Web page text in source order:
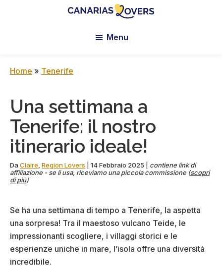
Lovers:
Gran
Canaria
Claire
Menu
Home » Tenerife
Una settimana a
Tenerife: il nostro
itinerario ideale!
Da Claire Region Lovers 14 Febbraio 2025
contiene link di
affiliazione - se li usa, riceviamo una piccola commissione (scopri
di più)
Se ha una settimana di tempo a Tenerife, la aspetta
una sorpresa! Tra il maestoso vulcano Teide, le
impressionanti scogliere, i villaggi storici e le
esperienze uniche in mare, l’isola offre una diversità
incredibile.